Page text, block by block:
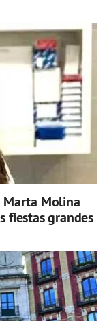
Marta Molina
fiestas grandes